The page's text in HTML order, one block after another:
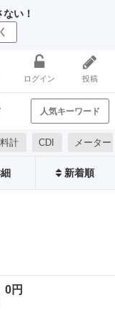
い！
ログイン 投稿
人気キーワード
計 CDI メーター
新着順
円